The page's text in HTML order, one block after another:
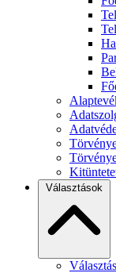
Választások